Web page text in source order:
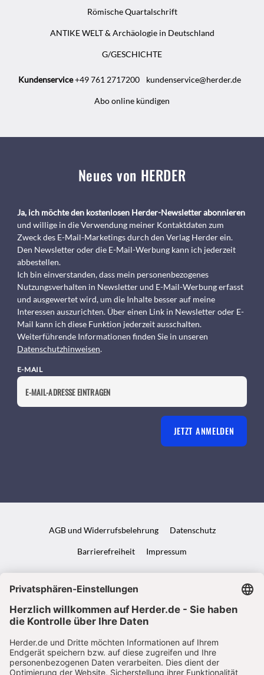
Römische Quartalschrift
ANTIKE WELT & Archäologie in Deutschland
G/GESCHICHTE
Kundenservice+49 761 2717200 kundenservice@herder.de
Abo online kündigen
Neues von HERDER
Ja, ich möchte den kostenlosen Herder-Newsletter abonnieren
und willige in die Verwendung meiner Kontaktdaten zum
Zweck des E-Mail-Marketings durch den Verlag Herder ein.
Den Newsletter oder die E-Mail-Werbung kann ich jederzeit
abbestellen.
Ich bin einverstanden, dass mein personenbezogenes
Nutzungsverhalten in Newsletter und E-Mail-Werbung erfasst
und ausgewertet wird, um die Inhalte besser auf meine
Interessen auszurichten. Über einen Link in Newsletter oder E-
Mail kann ich diese Funktion jederzeit ausschalten.
Weiterführende Informationen finden Sie in unseren
Datenschutzhinweisen.
E-MAIL
JETZT ANMELDEN
AGB und Widerrufsbelehrung Datenschutz
Barrierefreiheit Impressum
VERTRAG WIDERRUFEN